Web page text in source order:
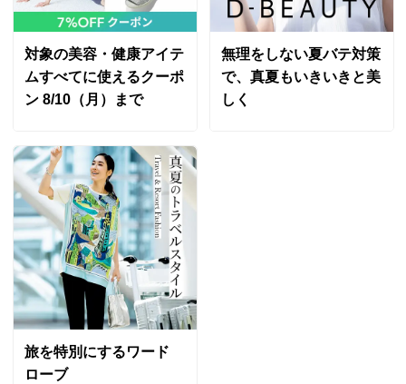
普段のサイズ : LL 購入したサイズで「ちょうどよかった」
大好きで全色、2枚ずつ揃えてます。
2025/08/29
股下丈60cm グレージュ Ｓ
神奈川県 50代女性
購入したサイズで「大きめだった」
落ち着いた色味で大変着やすく、締め付け感は全くあり
ません。
ただ、もう少し太もも辺りがスリムだったら、もっとス
タイル良く見えたと思いました。
2025/08/09
対象の美容・健康アイテ
ムすべてに使えるクーポ
ン 8/10（月）まで
無理をしない夏バテ対策
で、真夏もいきいきと美
しく
旅を特別にするワード
ローブ